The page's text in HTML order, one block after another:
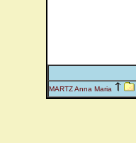
MARTZ Anna Maria